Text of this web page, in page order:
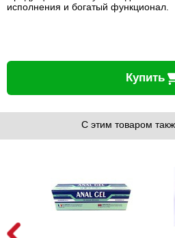
исполнения и богатый функционал.
Купить
С этим товаром